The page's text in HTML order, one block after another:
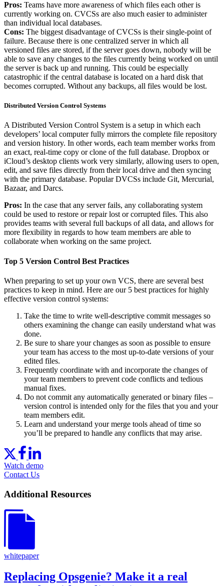
Pros: Teams have more awareness of which files each other is
currently working on. CVCSs are also much easier to administer
than individual local databases.
Cons: The biggest disadvantage of CVCSs is their single-point of
failure. Because there is one centralized server in which all
versioned files are stored, if the server goes down, nobody will be
able to save any changes to the files currently being worked on until
the server is back up and running. This could be especially
catastrophic if the central database is located on a hard disk that
becomes corrupted. Without any backups, all files would be lost.
Distributed Version Control Systems
A Distributed Version Control System is a setup in which each
developers’ local computer fully mirrors the complete file repository
and version history. In other words, each team member works from
an exact, real-time copy or clone of the full database. Dropbox or
iCloud’s desktop clients work very similarly, allowing users to open,
edit, and save files directly from their local drive and then syncing
with the primary database. Popular DVCSs include Git, Mercurial,
Bazaar, and Darcs.
Pros: In the case that any server fails, any collaborating system
could be used to restore or repair lost or corrupted files. This also
provides teams with several full backups of all data, and allows for
more flexibility in regards to how team members are able to
collaborate when working on the same project.
Top 5 Version Control Best Practices
When preparing to set up your own VCS, there are several best
practices to keep in mind. Here are our 5 best practices for highly
effective version control systems:
Take the time to write well-descriptive commit messages so
others examining the change can easily understand what was
done.
Be sure to share your changes as soon as possible to ensure
your team has access to the most up-to-date versions of your
edited files.
Frequently coordinate with and incorporate the changes of
your team members to prevent code conflicts and tedious
manual fixes.
Do not commit any automatically generated or binary files –
version control is intended only for the files that you and your
team members edit.
Learn and understand your merge tools ahead of time so
you’ll be prepared to handle any conflicts that may arise.
Watch demo
Contact Us
Additional Resources
whitepaper
Replacing Opsgenie? Make it a real